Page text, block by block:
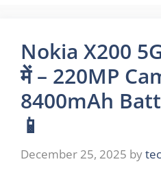
Nokia X200
में – 220MP
8400mAh
📱
December 25, 2025 by